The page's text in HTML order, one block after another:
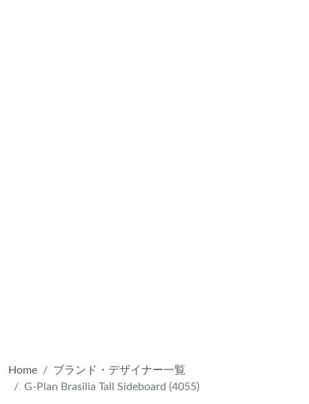
Home
ブランド・デザイナー一覧
G-Plan Brasilia Tall Sideboard (4055)